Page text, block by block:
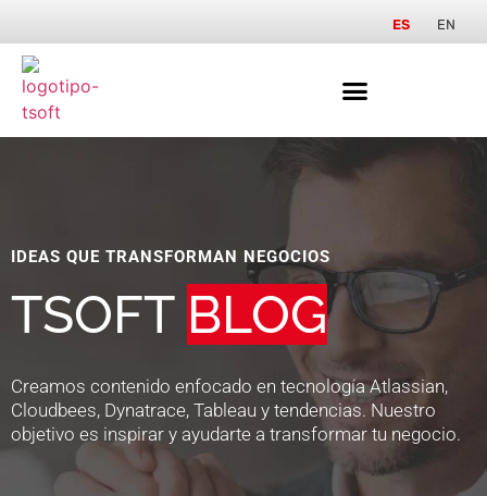
ES EN
IDEAS QUE TRANSFORMAN NEGOCIOS
TSOFT BLOG
Creamos contenido enfocado en tecnología Atlassian,
Cloudbees, Dynatrace, Tableau y tendencias. Nuestro
objetivo es inspirar y ayudarte a transformar tu negocio.